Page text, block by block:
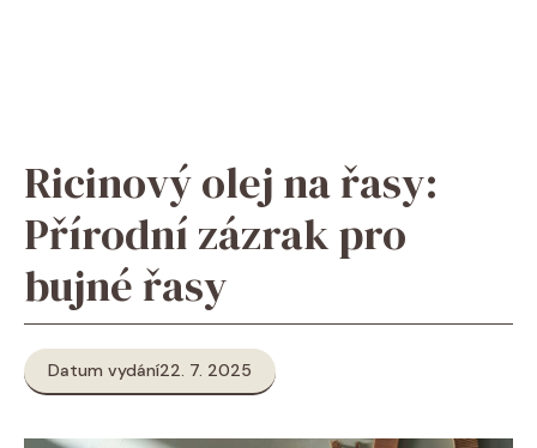
Ricinový olej na řasy:
Přírodní zázrak pro
bujné řasy
Datum vydání22. 7. 2025